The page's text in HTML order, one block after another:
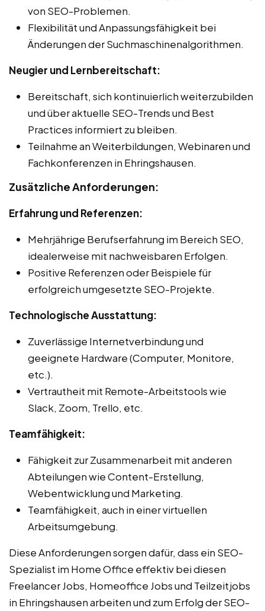
von SEO-Problemen.
Flexibilität und Anpassungsfähigkeit bei
Änderungen der Suchmaschinenalgorithmen.
Neugier und Lernbereitschaft:
Bereitschaft, sich kontinuierlich weiterzubilden
und über aktuelle SEO-Trends und Best
Practices informiert zu bleiben.
Teilnahme an Weiterbildungen, Webinaren und
Fachkonferenzen in Ehringshausen.
Zusätzliche Anforderungen:
Erfahrung und Referenzen:
Mehrjährige Berufserfahrung im Bereich SEO,
idealerweise mit nachweisbaren Erfolgen.
Positive Referenzen oder Beispiele für
erfolgreich umgesetzte SEO-Projekte.
Technologische Ausstattung:
Zuverlässige Internetverbindung und
geeignete Hardware (Computer, Monitore,
etc.).
Vertrautheit mit Remote-Arbeitstools wie
Slack, Zoom, Trello, etc.
Teamfähigkeit:
Fähigkeit zur Zusammenarbeit mit anderen
Abteilungen wie Content-Erstellung,
Webentwicklung und Marketing.
Teamfähigkeit, auch in einer virtuellen
Arbeitsumgebung.
Diese Anforderungen sorgen dafür, dass ein SEO-
Spezialist im Home Office effektiv bei diesen
Freelancer Jobs, Homeoffice Jobs und Teilzeitjobs
in Ehringshausen arbeiten und zum Erfolg der SEO-